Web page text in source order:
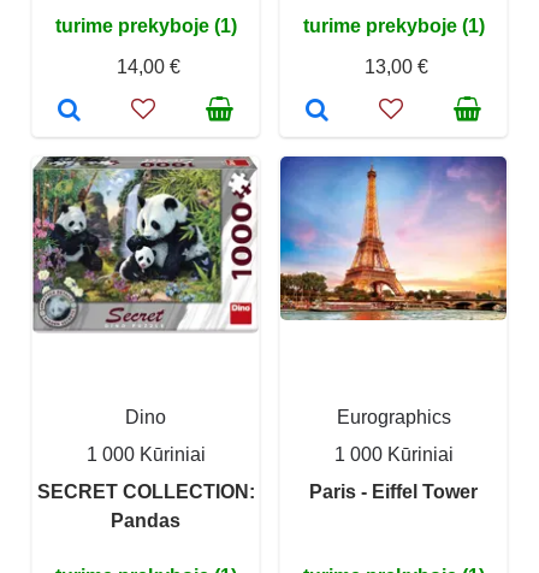
turime prekyboje (1)
14,00 €
turime prekyboje (1)
13,00 €
Dino
1 000 Kūriniai
SECRET COLLECTION:
Pandas
Eurographics
1 000 Kūriniai
Paris - Eiffel Tower